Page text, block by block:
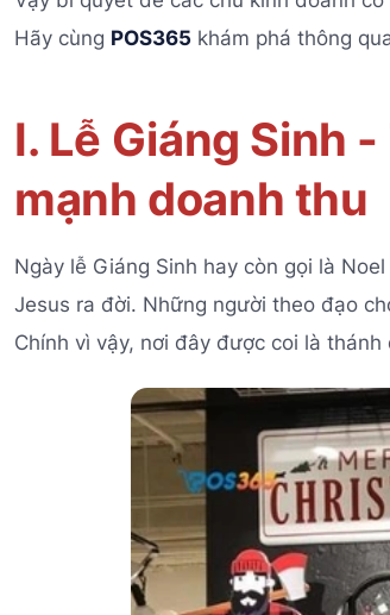
Hãy cùng POS365 khám phá thông
I. Lễ Giáng Sinh
mạnh doanh thu
Ngày lễ Giáng Sinh hay còn gọi là
Jesus ra đời. Những người theo đạo
Chính vì vậy, nơi đây được coi là